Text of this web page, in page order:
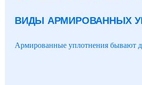
ВИДЫ АРМИРОВАННЫХ
Армированные уплотнения бывают